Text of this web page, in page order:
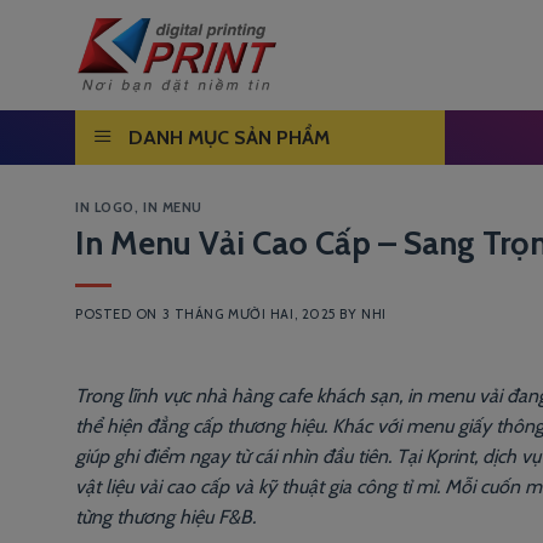
DANH MỤC SẢN PHẨM
IN LOGO,IN MENU
In Menu Vải Cao Cấp – Sang
POSTED ON 3 THÁNG MƯỜI HAI, 2025 BY NHI
Trong lĩnh vực nhà hàng cafe khách sạn, in menu vải
thể hiện đẳng cấp thương hiệu. Khác với menu giấy
giúp ghi điểm ngay từ cái nhìn đầu tiên. Tại Kprint, dịch
vật liệu vải cao cấp và kỹ thuật gia công tỉ mỉ. Mỗi cuốn
từng thương hiệu F&B.